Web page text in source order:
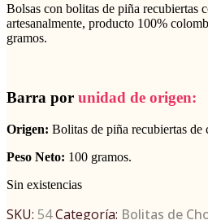
Bolsas con bolitas de piña recubiertas
artesanalmente, producto 100%
gramos.
Barra por unidad de origen:
Origen: Bolitas de piña recubiertas de
Peso Neto: 100 gramos.
Sin existencias
SKU: 54Categoría: Bolitas de